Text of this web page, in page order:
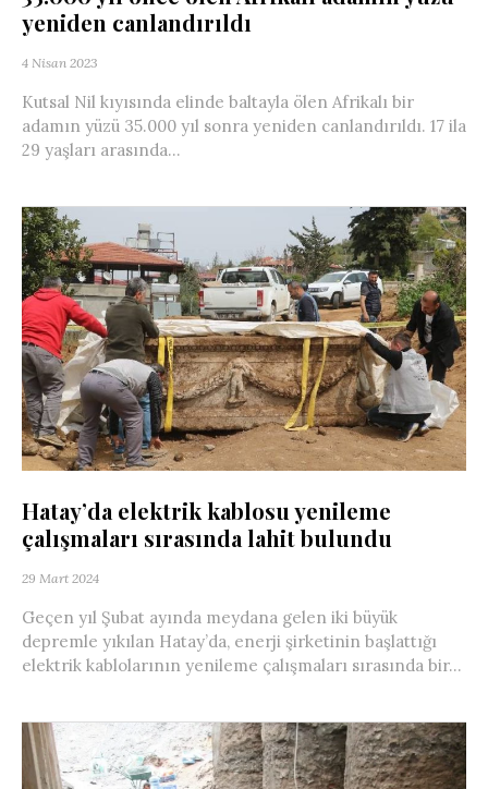
yeniden canlandırıldı
4 Nisan 2023
Kutsal Nil kıyısında elinde baltayla ölen Afrikalı bir
adamın yüzü 35.000 yıl sonra yeniden canlandırıldı. 17 ila
29 yaşları arasında...
Hatay’da elektrik kablosu yenileme
çalışmaları sırasında lahit bulundu
29 Mart 2024
Geçen yıl Şubat ayında meydana gelen iki büyük
depremle yıkılan Hatay’da, enerji şirketinin başlattığı
elektrik kablolarının yenileme çalışmaları sırasında bir...